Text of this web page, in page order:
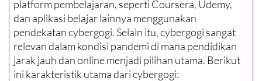
platform pembelajaran, seperti Coursera, Udemy,
dan aplikasi belajar lainnya menggunakan
pendekatan cybergogi. Selain itu, cybergogi sangat
relevan dalam kondisi pandemi di mana pendidikan
jarak jauh dan online menjadi pilihan utama. Berikut
ini karakteristik utama dari cybergogi: